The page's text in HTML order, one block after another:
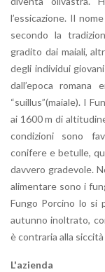
l’essicazione. Il
secondo la
gradito dai maiali,
degli individui
dall’epoca
“suillus”(maiale). I
ai 1600 m di
condizioni sono
conifere e betulle,
davvero gradevole.
alimentare sono i
Fungo Porcino lo si
autunno inoltrato,
è contraria alla
L'azienda